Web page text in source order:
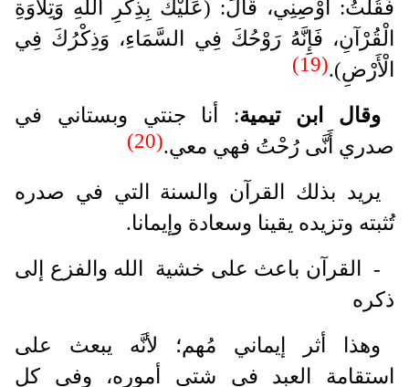
فَقُلْتُ: أَوْصِنِي، قَالَ: (عَلَيْكَ بِذِكْرِ اللهِ وَتِلَاوَةِ
الْقُرْآنِ، فَإِنَّهُ رَوْحُكَ فِي السَّمَاءِ، وَذِكْرُكَ فِي
الْأَرْضِ).(19)
وقال ابن تيمية: أنا جنتي وبستاني في
صدري أَنَّى رُحْتُ فهي معي.(20)
يريد بذلك القرآن والسنة التي في صدره
تُثبته وتزيده يقينا وسعادة وإيمانا.
- القرآن باعث على خشية الله والفزع إلى
ذكره
وهذا أثر إيماني مُهم؛ لأنَّه يبعث على
استقامة العبد في شتى أموره، وفي كل